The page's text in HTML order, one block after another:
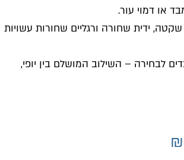
או דמוי עור.
ידית שחורה ורגליים שחורות עשויות
לבחירה – השילוב המושלם בין יופי,
₪